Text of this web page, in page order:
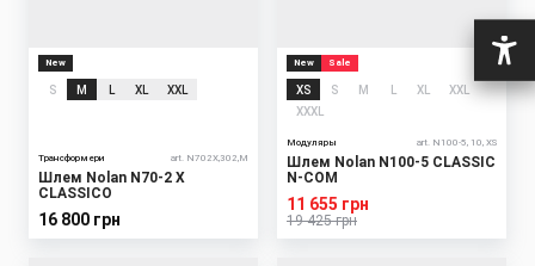
New
S M XL XXL
Трансформери art. N702X,302,M
Шлем Nolan N70-2 X
CLASSICO
16 800 грн
New Sale
XS S M XL
XXL
XXXL
Модуляры art. N100-5, 10, XS
Шлем Nolan N100-5 CLASSIC
N-COM
19 425 грн
11 655 грн